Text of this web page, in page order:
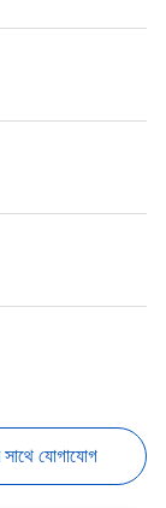
যোগাযোগ